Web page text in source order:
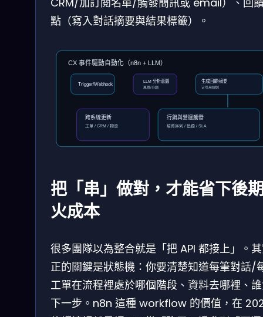
點（寫入對話摘要與結果標籤）。
CX 事件驅動自動化（n8n + LLM）
Trigger/Webhook
LLM 分析意圖
風險/分類
生成回覆/摘要
可引用規則
跨系統更新
工單 / CRM / 物流
行銷與營運觸發
培育序列 / 追蹤 / SLA
把「串」做對，才能省下後
火成本
很多團隊以為整合就是「把 API 都接上」。
正的關鍵是狀態機：你要清楚知道每筆對話/
工單在流程裡處於哪個階段、資料去哪裡、
下一步。n8n 這種 workflow 的價值，在